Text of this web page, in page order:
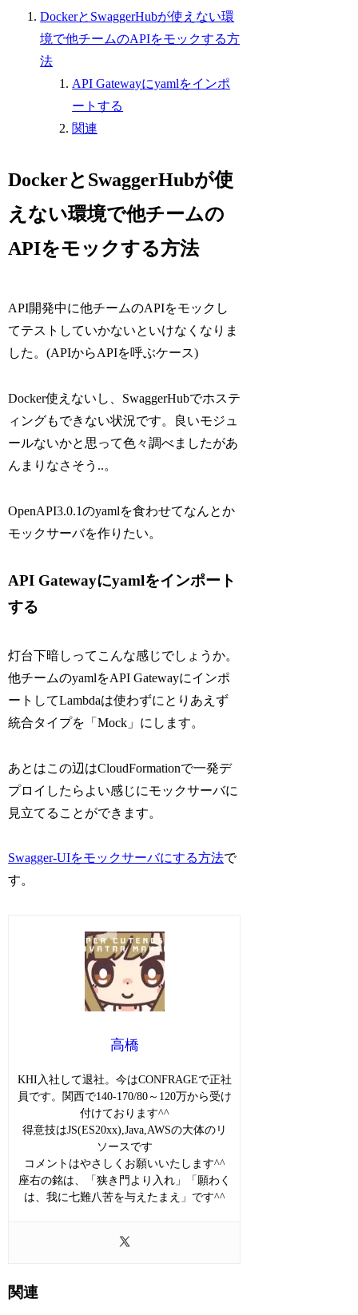
DockerとSwaggerHubが使えない環
境で他チームのAPIをモックする方
法
API Gatewayにyamlをインポ
ートする
関連
DockerとSwaggerHubが使
えない環境で他チームの
APIをモックする方法
API開発中に他チームのAPIをモックし
てテストしていかないといけなくなりま
した。(APIからAPIを呼ぶケース)
Docker使えないし、SwaggerHubでホステ
ィングもできない状況です。良いモジュ
ールないかと思って色々調べましたがあ
んまりなさそう..。
OpenAPI3.0.1のyamlを食わせてなんとか
モックサーバを作りたい。
API Gatewayにyamlをインポート
する
灯台下暗しってこんな感じでしょうか。
他チームのyamlをAPI Gatewayにインポ
ートしてLambdaは使わずにとりあえず
統合タイプを「Mock」にします。
あとはこの辺はCloudFormationで一発デ
プロイしたらよい感じにモックサーバに
見立てることができます。
Swagger-UIをモックサーバにする方法で
す。
高橋
KHI入社して退社。今はCONFRAGEで正社
員です。関西で140-170/80～120万から受け
付けております^^
得意技はJS(ES20xx),Java,AWSの大体のリ
ソースです
コメントはやさしくお願いいたします^^
座右の銘は、「狭き門より入れ」「願わく
は、我に七難八苦を与えたまえ」です^^
関連